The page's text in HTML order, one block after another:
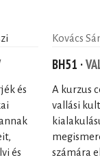
és
és
Kovács
BH51 ·
A kurzus
vallási
számára